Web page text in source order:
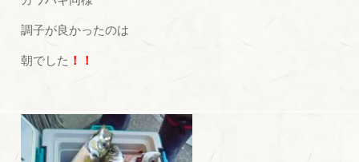
調子が良かったのは
朝でした ！！